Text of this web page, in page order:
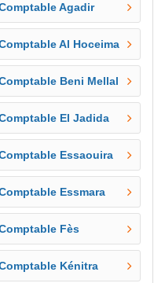
Agadir
Al Hoceima
Beni Mellal
El Jadida
Essaouira
Essmara
Fès
Kénitra